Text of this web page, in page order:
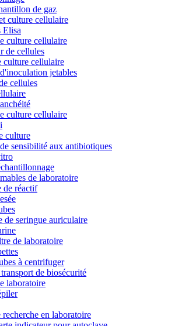
de gaz
culture cellulaire
Elisa
culture cellulaire
de cellules
culture cellulaire
jetables
cellules
culture cellulaire
culture
sensibilité aux antibiotiques
de laboratoire
de réactif
de seringue auriculaire
de laboratoire
à centrifuger
de biosécurité
laboratoire
recherche en laboratoire